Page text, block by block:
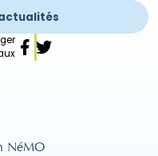
NéMO